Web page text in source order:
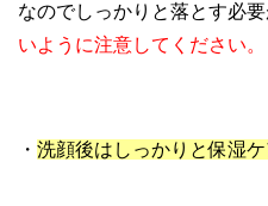
なのでしっかりと落とす必要
いように注意してください。
・ 洗顔後はしっかりと保湿